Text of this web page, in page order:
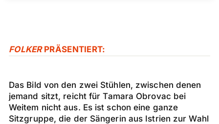
FOLKER PRÄSENTIERT:
Das Bild von den zwei Stühlen, zwischen denen
jemand sitzt, reicht für Tamara Obrovac bei
Weitem nicht aus. Es ist schon eine ganze
Sitzgruppe, die der Sängerin aus Istrien zur Wahl